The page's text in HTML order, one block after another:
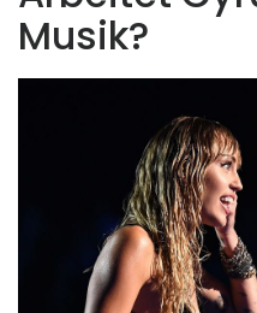
Musik?